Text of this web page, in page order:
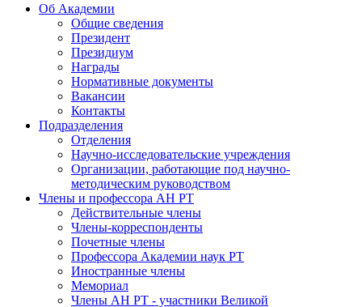
Об Академии
Общие сведения
Президент
Президиум
Награды
Нормативные документы
Вакансии
Контакты
Подразделения
Отделения
Научно-исследовательские учреждения
Организации, работающие под научно-
методическим руководством
Члены и профессора АН РТ
Действительные члены
Члены-корреспонденты
Почетные члены
Профессора Академии наук РТ
Иностранные члены
Мемориал
Члены АН РТ - участники Великой